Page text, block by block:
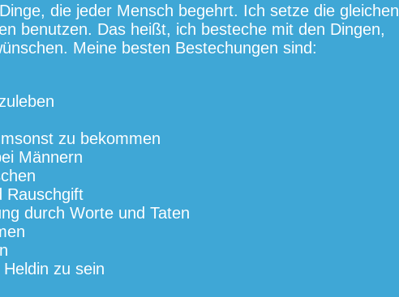
die jeder Mensch begehrt. Ich setze die gleichen
benutzen. Das heißt, ich besteche mit den Dingen,
Meine besten Bestechungen sind:
zu bekommen
Männern
Rauschgift
durch Worte und Taten
zu sein